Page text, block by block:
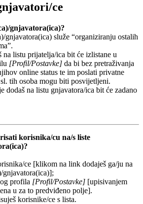
ce
gnjavatora(ica)?
gnjavatora(ica) služe “organiziranju ostalih
na listu prijatelja/ica bit će izlistane u
[Profil/Postavke] da bi bez pretraživanja
online status te im poslati privatne
tih osoba mogu biti posvijetljeni.
dodaš na listu gnjavatora/ica bit će zadano
korisnika/cu na/s liste
ce [klikom na link dodaješ ga/ju na
gnjavatora(ica)];
profila [Profil/Postavke] [upisivanjem
u za to predviđeno polje].
korisnike/ce s lista.